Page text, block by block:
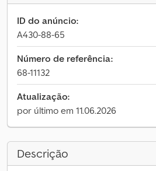
ID do anúncio:
A430-88-65
Número de referência:
68-11132
Atualização:
por último em 11.06.2026
Descrição